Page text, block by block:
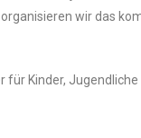
wir das
Kinder,